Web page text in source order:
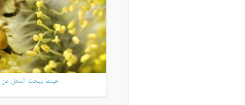
حينما يبحث النحل